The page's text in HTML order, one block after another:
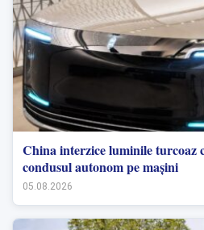
China interzice luminile turcoaz
condusul autonom pe mașini
05.08.2026